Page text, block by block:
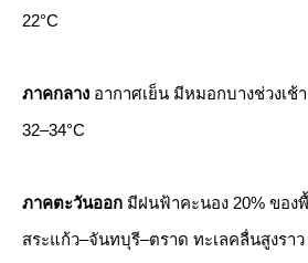
22°C
ภาคกลาง อากาศเย็น มีหมอกบางช่วงเช้
32–34°C
ภาคตะวันออก มีฝนฟ้าคะนอง 20% ของ
สระแก้ว–จันทบุรี–ตราด ทะเลคลื่นสูงราว